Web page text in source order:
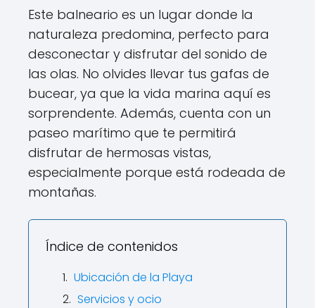
Este balneario es un lugar donde la
naturaleza predomina, perfecto para
desconectar y disfrutar del sonido de
las olas. No olvides llevar tus gafas de
bucear, ya que la vida marina aquí es
sorprendente. Además, cuenta con un
paseo marítimo que te permitirá
disfrutar de hermosas vistas,
especialmente porque está rodeada de
montañas.
Índice de contenidos
Ubicación de la Playa
Servicios y ocio